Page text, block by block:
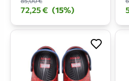
72,25 € (15%)